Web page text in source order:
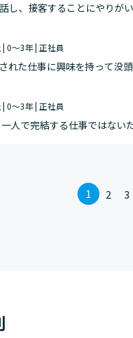
し、接客することにやりが
0～3年 | 正社員
れた仕事に興味を持って没
0～3年 | 正社員
人で完結する仕事ではな
1 2 3